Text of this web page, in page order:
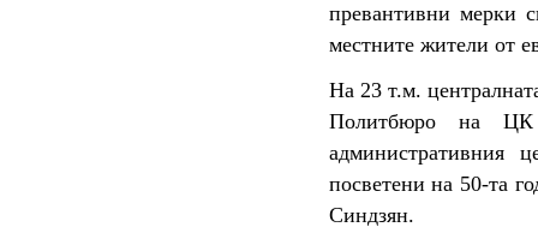
превантивни мерки
местните жители от
На 23 т.м.
Политбюро на
административния
посветени на 50-та
Синдзян.